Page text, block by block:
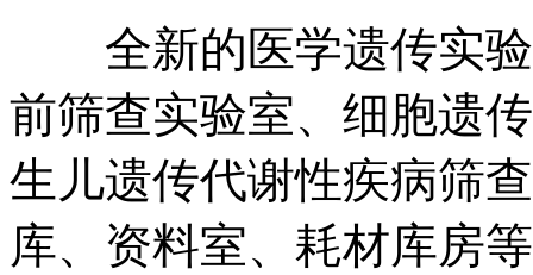
全新的医学遗传实验
前筛查实验室、细胞遗
生儿遗传代谢性疾病筛
库、资料室、耗材库房